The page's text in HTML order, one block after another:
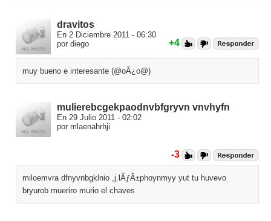
dravitos
En 2 Diciembre 2011 - 06:30
por diego
+4
muy bueno e interesante (@oÂ¿o@)
mulierebcgekpaodnvbfgryvn vnvhyfn
En 29 Julio 2011 - 02:02
por mlaenahrhji
-3
miloemvra dfnyvnbgklnio ,j.lÃƒÂ±phoynmyy yut tu huvevo
bryurob mueriro murio el chaves